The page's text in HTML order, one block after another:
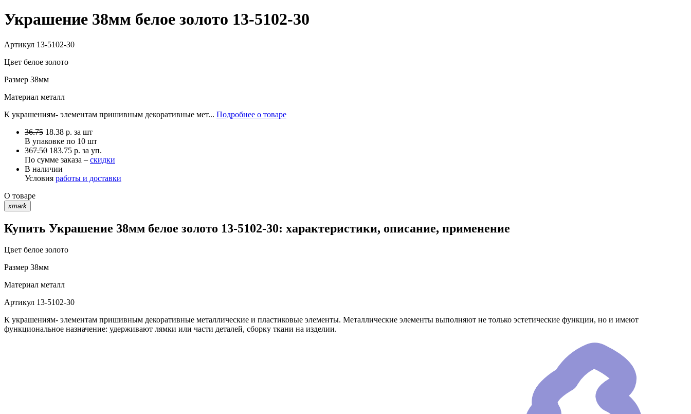
Украшение 38мм белое золото 13-5102-30
Артикул 13-5102-30
Цвет белое золото
Размер 38мм
Материал металл
К украшениям- элементам пришивным декоративные мет... Подробнее о товаре
36.75 18.38 р. за шт
В упаковке по 10 шт
367.50 183.75 р. за уп.
По сумме заказа – скидки
В наличии
Условия работы и доставки
О товаре
xmark
Купить Украшение 38мм белое золото 13-5102-30: характеристики, описание, применение
Цвет белое золото
Размер 38мм
Материал металл
Артикул 13-5102-30
К украшениям- элементам пришивным декоративные металлические и пластиковые элементы. Металлические элементы выполняют не только эстетические функции, но и имеют
функциональное назначение: удерживают лямки или части деталей, сборку ткани на изделии.